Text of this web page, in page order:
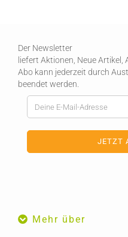
Der Newsletter
liefert Aktionen, Neue
Abo kann jederzeit durch
beendet werden.
Mehr über